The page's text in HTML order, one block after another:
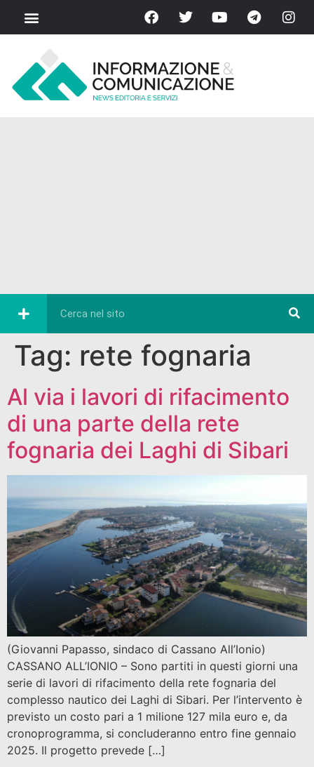
Tag: rete fognaria
Al via i lavori di rifacimento
di una parte della rete
fognaria dei Laghi di Sibari
(Giovanni Papasso, sindaco di Cassano All’Ionio)
CASSANO ALL’IONIO – Sono partiti in questi giorni una
serie di lavori di rifacimento della rete fognaria del
complesso nautico dei Laghi di Sibari. Per l’intervento è
previsto un costo pari a 1 milione 127 mila euro e, da
cronoprogramma, si concluderanno entro fine gennaio
2025. Il progetto prevede […]